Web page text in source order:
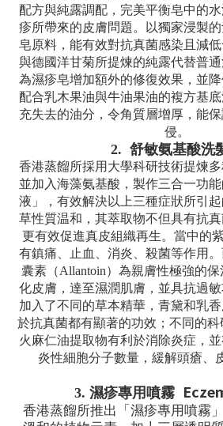
配方與純露調配，完美平衡皂中的
疹所帶來的皮膚問題。以獨家浸製
皂原料，能有效對抗真菌感染且減
與德國洋甘菊所提煉的純露代替普
為濕疹皂增加額外的修復效果，並降
配合乳木果油與牛油果油的複方基
充失去的油分，令角質層增厚，能
侵。
2. 舒敏氨基酸洗
香港蒸餾所採用大學科研技術提煉
並加入海藻氨基酸，製作三合一功
液」，有效解決以上三種症狀所引
草性質温和，其萃取物不但具有抗真
更有效促進真皮組織再生。當中的
有鎮痛、止血、消炎、殺菌等作用
囊素（Allantoin）為親膚性極強的
化皮膚，達至濕潤肌膚，並具抗過
加入了不同的草本精華，青黛和乳
於抗真菌都有顯著的功效；不同的
火麻仁油提取物有利於消除炎症，
炎性細胞分子數量，緩解頭瘡、
3. 濕疹專用噴霧
香港蒸餾所推出「濕疹專用噴霧